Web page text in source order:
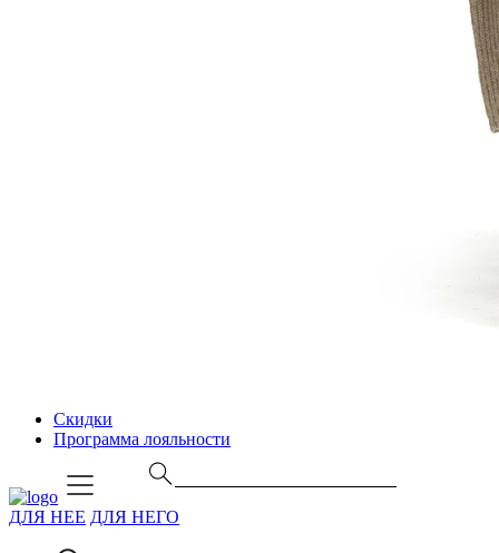
Скидки
Программа лояльности
ДЛЯ НЕЕ ДЛЯ НЕГО